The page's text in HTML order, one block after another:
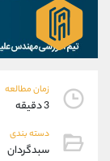
زمان مطالعه
3 دقیقه
دسته بندی
سبدگردان
واتساپ
تلگرام
پشتیبان فروش
موبایل
واتساپ